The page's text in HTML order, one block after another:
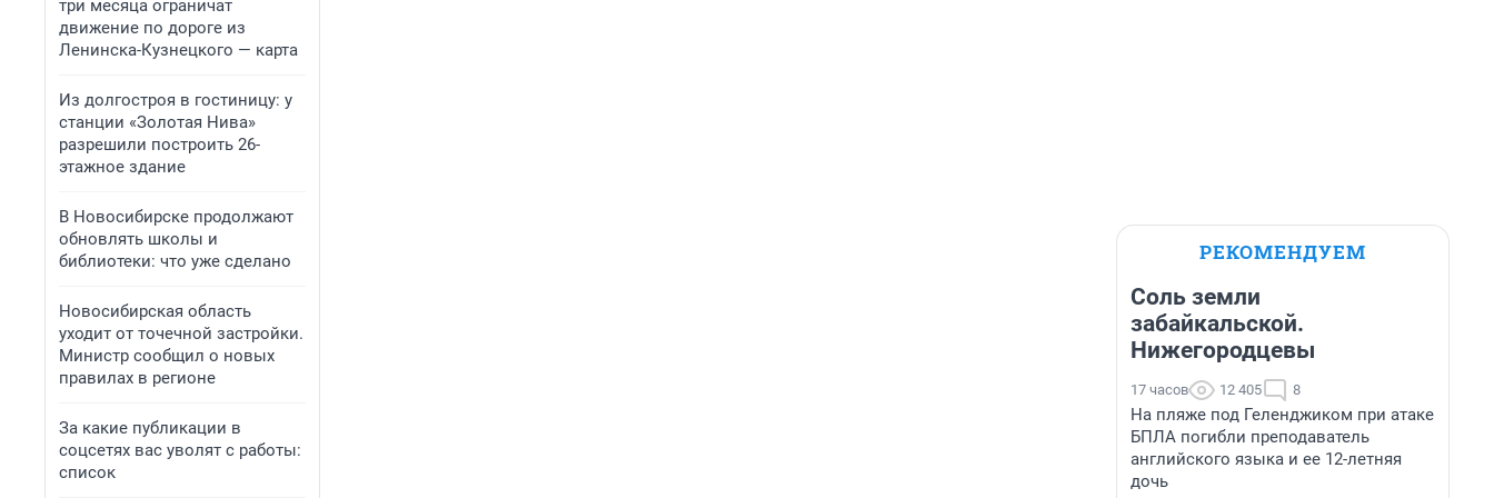
три месяца ограничат
движение по дороге из
Ленинска-Кузнецкого — карта
Из долгостроя в гостиницу: у
станции «Золотая Нива»
разрешили построить 26-
этажное здание
В Новосибирске продолжают
обновлять школы и
библиотеки: что уже сделано
Новосибирская область
уходит от точечной застройки.
Министр сообщил о новых
правилах в регионе
За какие публикации в
соцсетях вас уволят с работы:
список
РЕКОМЕНДУЕМ
Соль земли
забайкальской.
Нижегородцевы
17 часов 12 405 8
На пляже под Геленджиком при атаке
БПЛА погибли преподаватель
английского языка и ее 12-летняя
дочь